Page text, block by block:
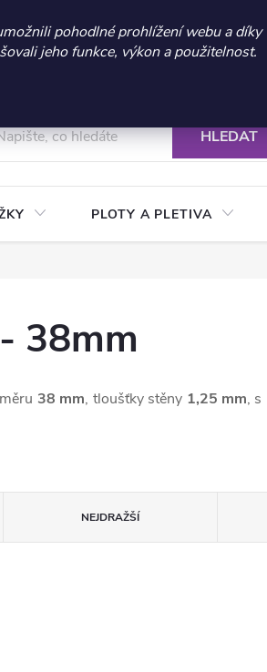
nákupu nad 3.000 Kč | Platnost do
pohodlné prohlížení webu a díky
jeho funkce, výkon a použitelnost.
+420 604 269 200
zboží Podmínky ochrany osobních údajů
HLEDAT
PLOTY A PLETIVA
38mm
38 mm, tloušťky stěny 1,25 mm, s
NEJDRAŽŠÍ